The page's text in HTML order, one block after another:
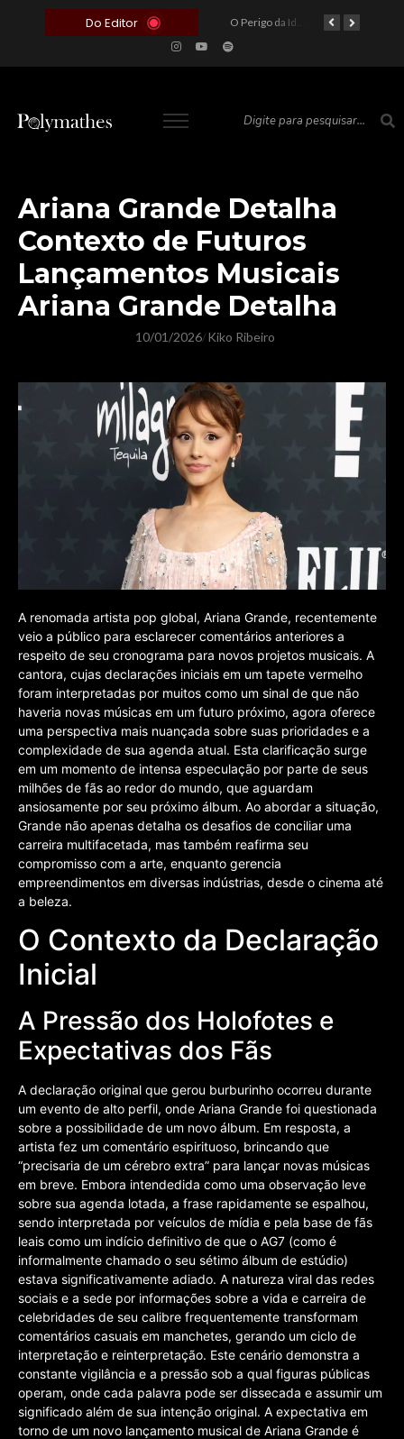
Do Editor
O Voto como Moeda: Clientelismo e o Analfabetismo Funcional Político no Brasil O Perigo da Ideologia Desenfreada na Justiça: Quando a Pauta Política Substitui a Pena Criminal
Ariana Grande Detalha
Contexto de Futuros
Lançamentos Musicais
Ariana Grande Detalha
10/01/2026/ Kiko Ribeiro
A renomada artista pop global, Ariana Grande, recentemente
veio a público para esclarecer comentários anteriores a
respeito de seu cronograma para novos projetos musicais. A
cantora, cujas declarações iniciais em um tapete vermelho
foram interpretadas por muitos como um sinal de que não
haveria novas músicas em um futuro próximo, agora oferece
uma perspectiva mais nuançada sobre suas prioridades e a
complexidade de sua agenda atual. Esta clarificação surge
em um momento de intensa especulação por parte de seus
milhões de fãs ao redor do mundo, que aguardam
ansiosamente por seu próximo álbum. Ao abordar a situação,
Grande não apenas detalha os desafios de conciliar uma
carreira multifacetada, mas também reafirma seu
compromisso com a arte, enquanto gerencia
empreendimentos em diversas indústrias, desde o cinema até
a beleza.
O Contexto da Declaração
Inicial
A Pressão dos Holofotes e
Expectativas dos Fãs
A declaração original que gerou burburinho ocorreu durante
um evento de alto perfil, onde Ariana Grande foi questionada
sobre a possibilidade de um novo álbum. Em resposta, a
artista fez um comentário espirituoso, brincando que
“precisaria de um cérebro extra” para lançar novas músicas
em breve. Embora intendedida como uma observação leve
sobre sua agenda lotada, a frase rapidamente se espalhou,
sendo interpretada por veículos de mídia e pela base de fãs
leais como um indício definitivo de que o AG7 (como é
informalmente chamado o seu sétimo álbum de estúdio)
estava significativamente adiado. A natureza viral das redes
sociais e a sede por informações sobre a vida e carreira de
celebridades de seu calibre frequentemente transformam
comentários casuais em manchetes, gerando um ciclo de
interpretação e reinterpretação. Este cenário demonstra a
constante vigilância e a pressão sob a qual figuras públicas
operam, onde cada palavra pode ser dissecada e assumir um
significado além de sua intenção original. A expectativa em
torno de um novo lançamento musical de Ariana Grande é